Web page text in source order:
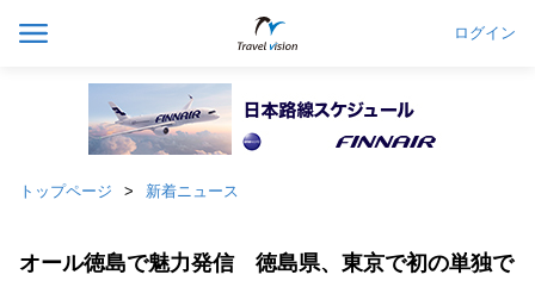
ログイン
トップページ 新着ニュース
オール徳島で魅力発信 徳島県、東京で初の単独で